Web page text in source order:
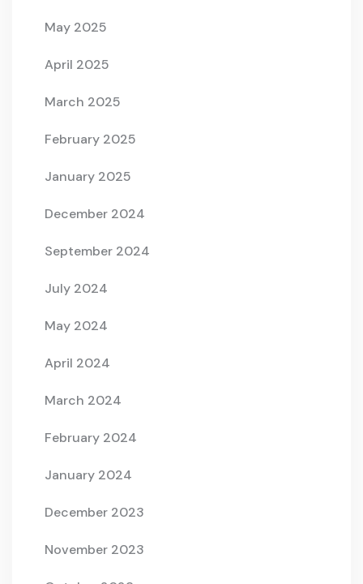
May 2025
April 2025
March 2025
February 2025
January 2025
December 2024
September 2024
July 2024
May 2024
April 2024
March 2024
February 2024
January 2024
December 2023
November 2023